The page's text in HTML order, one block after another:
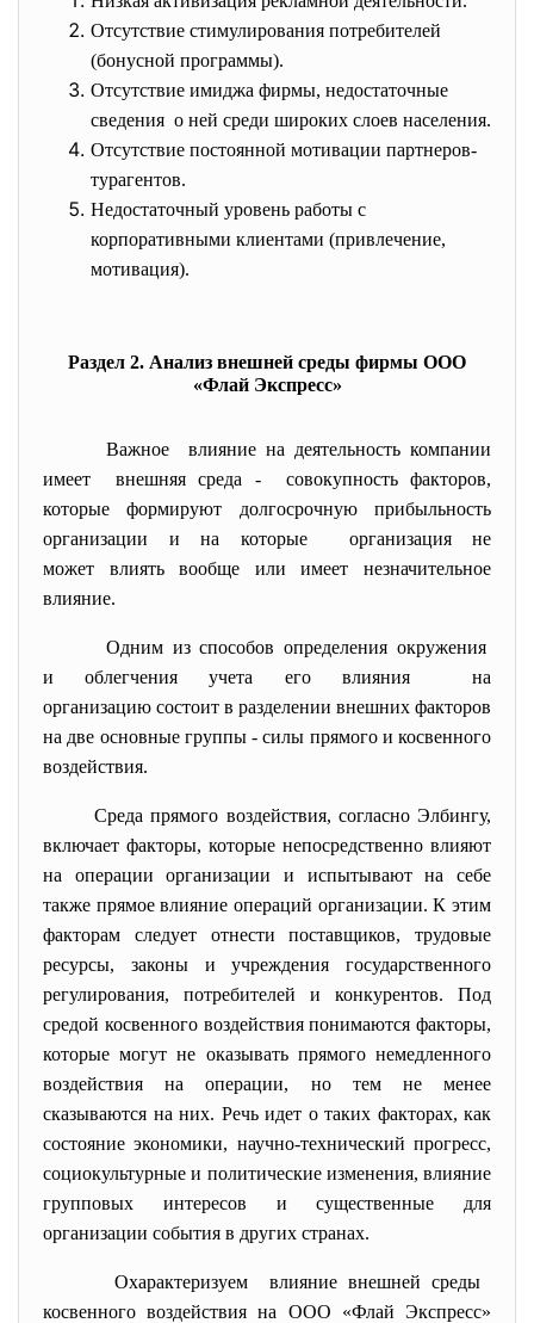
Отсутствие стимулирования потребителей
(бонусной программы).
Отсутствие имиджа фирмы, недостаточные
сведения о ней среди широких слоев населения.
Отсутствие постоянной мотивации партнеров-
турагентов.
Недостаточный уровень работы с
корпоративными клиентами (привлечение,
мотивация).
Раздел 2. Анализ внешней среды фирмы ООО
«Флай Экспресс»
Важное влияние на деятельность компании
имеет внешняя среда - совокупность факторов,
которые формируют долгосрочную прибыльность
организации и на которые организация не
может влиять вообще или имеет незначительное
влияние.
Одним из способов определения окружения
и облегчения учета его влияния на
организацию состоит в разделении внешних факторов
на две основные группы - силы прямого и косвенного
воздействия.
Среда прямого воздействия, согласно Элбингу,
включает факторы, которые непосредственно влияют
на операции организации и испытывают на себе
также прямое влияние операций организации. К этим
факторам следует отнести поставщиков, трудовые
ресурсы, законы и учреждения государственного
регулирования, потребителей и конкурентов. Под
средой косвенного воздействия понимаются факторы,
которые могут не оказывать прямого немедленного
воздействия на операции, но тем не менее
сказываются на них. Речь идет о таких факторах, как
состояние экономики, научно-технический прогресс,
социокультурные и политические изменения, влияние
групповых интересов и существенные для
организации события в других странах.
Охарактеризуем влияние внешней среды
косвенного воздействия на ООО «Флай Экспресс»